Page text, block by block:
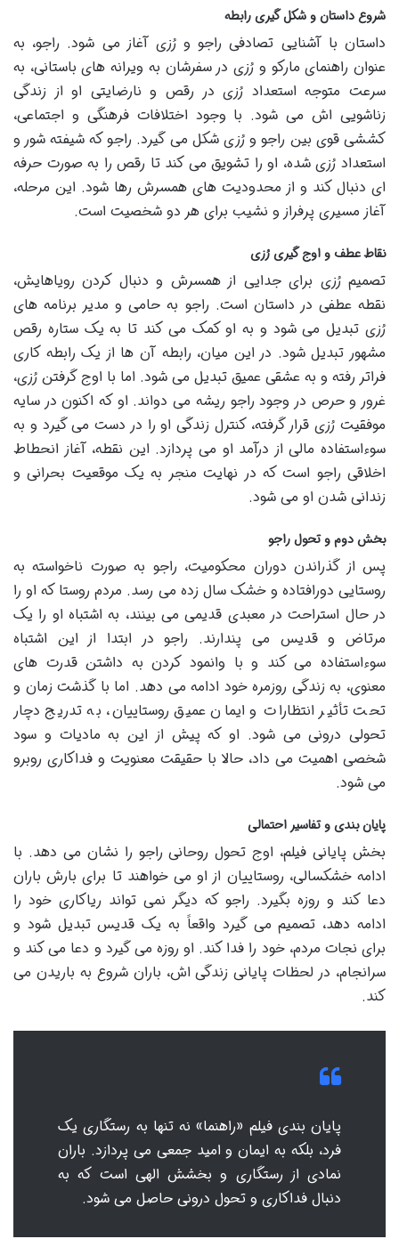
شروع داستان و شکل گیری رابطه
داستان با آشنایی تصادفی راجو و رُزی آغاز می شود. راجو، به
عنوان راهنمای مارکو و رُزی در سفرشان به ویرانه های باستانی، به
سرعت متوجه استعداد رُزی در رقص و نارضایتی او از زندگی
زناشویی اش می شود. با وجود اختلافات فرهنگی و اجتماعی،
کششی قوی بین راجو و رُزی شکل می گیرد. راجو که شیفته شور و
استعداد رُزی شده، او را تشویق می کند تا رقص را به صورت حرفه
ای دنبال کند و از محدودیت های همسرش رها شود. این مرحله،
آغاز مسیری پرفراز و نشیب برای هر دو شخصیت است.
نقاط عطف و اوج گیری رُزی
تصمیم رُزی برای جدایی از همسرش و دنبال کردن رویاهایش،
نقطه عطفی در داستان است. راجو به حامی و مدیر برنامه های
رُزی تبدیل می شود و به او کمک می کند تا به یک ستاره رقص
مشهور تبدیل شود. در این میان، رابطه آن ها از یک رابطه کاری
فراتر رفته و به عشقی عمیق تبدیل می شود. اما با اوج گرفتن رُزی،
غرور و حرص در وجود راجو ریشه می دواند. او که اکنون در سایه
موفقیت رُزی قرار گرفته، کنترل زندگی او را در دست می گیرد و به
سوءاستفاده مالی از درآمد او می پردازد. این نقطه، آغاز انحطاط
اخلاقی راجو است که در نهایت منجر به یک موقعیت بحرانی و
زندانی شدن او می شود.
بخش دوم و تحول راجو
پس از گذراندن دوران محکومیت، راجو به صورت ناخواسته به
روستایی دورافتاده و خشک سال زده می رسد. مردم روستا که او را
در حال استراحت در معبدی قدیمی می بینند، به اشتباه او را یک
مرتاض و قدیس می پندارند. راجو در ابتدا از این اشتباه
سوءاستفاده می کند و با وانمود کردن به داشتن قدرت های
معنوی، به زندگی روزمره خود ادامه می دهد. اما با گذشت زمان و
تحت تأثیر انتظارات و ایمان عمیق روستاییان، به تدریج دچار
تحولی درونی می شود. او که پیش از این به مادیات و سود
شخصی اهمیت می داد، حالا با حقیقت معنویت و فداکاری روبرو
می شود.
پایان بندی و تفاسیر احتمالی
بخش پایانی فیلم، اوج تحول روحانی راجو را نشان می دهد. با
ادامه خشکسالی، روستاییان از او می خواهند تا برای بارش باران
دعا کند و روزه بگیرد. راجو که دیگر نمی تواند ریاکاری خود را
ادامه دهد، تصمیم می گیرد واقعاً به یک قدیس تبدیل شود و
برای نجات مردم، خود را فدا کند. او روزه می گیرد و دعا می کند و
سرانجام، در لحظات پایانی زندگی اش، باران شروع به باریدن می
کند.
پایان بندی فیلم «راهنما» نه تنها به رستگاری یک
فرد، بلکه به ایمان و امید جمعی می پردازد. باران
نمادی از رستگاری و بخشش الهی است که به
دنبال فداکاری و تحول درونی حاصل می شود.